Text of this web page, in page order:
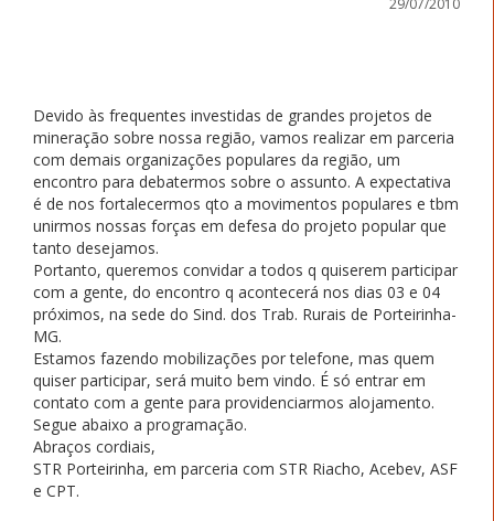
Devido às frequentes investidas de grandes projetos de
mineração sobre nossa região, vamos realizar em parceria
com demais organizações populares da região, um
encontro para debatermos sobre o assunto. A expectativa
é de nos fortalecermos qto a movimentos populares e tbm
unirmos nossas forças em defesa do projeto popular que
tanto desejamos.
Portanto, queremos convidar a todos q quiserem participar
com a gente, do encontro q acontecerá nos dias 03 e 04
próximos, na sede do Sind. dos Trab. Rurais de Porteirinha-
MG.
Estamos fazendo mobilizações por telefone, mas quem
quiser participar, será muito bem vindo. É só entrar em
contato com a gente para providenciarmos alojamento.
Segue abaixo a programação.
Abraços cordiais,
STR Porteirinha, em parceria com STR Riacho, Acebev, ASF
e CPT.